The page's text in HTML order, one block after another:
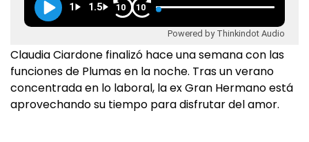
1 1.5 10 10
Powered by Thinkindot Audio
Claudia Ciardone finalizó hace una semana con las
funciones de Plumas en la noche. Tras un verano
concentrada en lo laboral, la ex Gran Hermano está
aprovechando su tiempo para disfrutar del amor.